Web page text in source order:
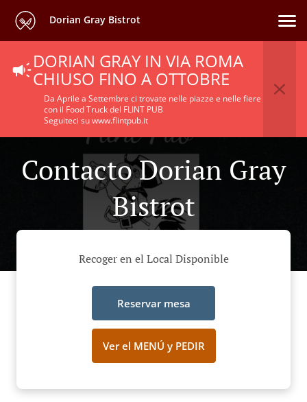
Dorian Gray Bistrot
DORIAN GRAY IN VIA ROMA
CHIUSO FINO A OTTOBRE
Da Aprile a Settembre ci trovate nelle piazze e nelle fiere
con il Food Truck del FLINT PUB
Seguiteci su www.flintpub.it
Contacto Dorian Gray
Bistrot
Recoger en el Local Disponible
Reservar mesa
Ver el MENÚ y PEDIR